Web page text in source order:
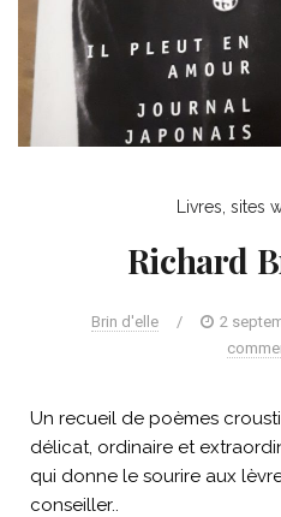
Livres, sites
Richard
Brin d'elle / 2
Un recueil de poèmes
délicat, ordinaire et
qui donne le sourire aux
conseiller..